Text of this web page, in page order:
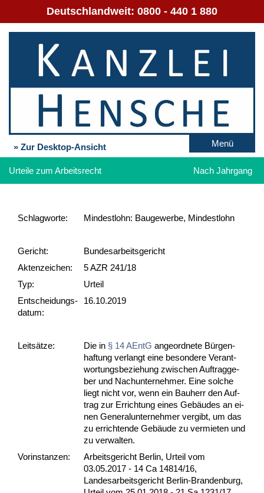
Deutschlandweit: 0800 - 440 1 880
» Zur Desktop-Ansicht Menü
Urteile zum Arbeitsrecht Nach Jahrgang
Schlag­worte: Mindestlohn: Baugewerbe, Mindestlohn
Gericht:
Bundesarbeitsgericht
Akten­zeichen:
5 AZR 241/18
Typ:
Urteil
Ent­scheid­ungs­
datum:
16.10.2019
Leit­sätze: Die in § 14 AEntG an­ge­ord­ne­te Bürgen­
haf­tung ver­langt ei­ne be­son­de­re Ver­ant­
wor­tungs­be­zie­hung zwi­schen Auf­trag­ge­
ber und Nach­un­ter­neh­mer. Ei­ne sol­che
liegt nicht vor, wenn ein Bau­herr den Auf­
trag zur Er­rich­tung ei­nes Gebäudes an ei­
nen Ge­ne­ral­un­ter­neh­mer ver­gibt, um das
zu er­rich­ten­de Gebäude zu ver­mie­ten und
zu ver­wal­ten.
Vor­ins­tan­zen:
Arbeitsgericht Berlin, Urteil vom
03.05.2017 - 14 Ca 14814/16,
Landesarbeitsgericht Berlin-Brandenburg,